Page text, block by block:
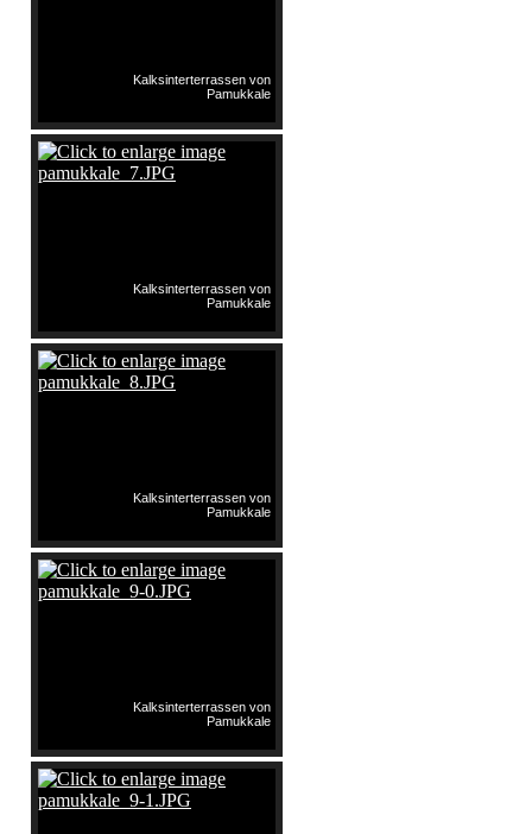
Kalksinterterrassen von
Pamukkale
Kalksinterterrassen von
Pamukkale
Kalksinterterrassen von
Pamukkale
Kalksinterterrassen von
Pamukkale